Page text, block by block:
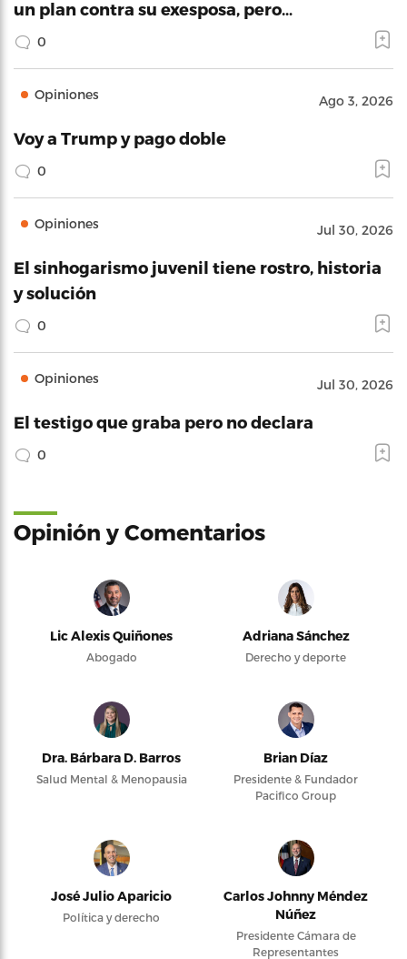
un plan contra su exesposa, pero…
0
Opiniones Ago 3, 2026
Voy a Trump y pago doble
0
Opiniones Jul 30, 2026
El sinhogarismo juvenil tiene rostro, historia
y solución
0
Opiniones Jul 30, 2026
El testigo que graba pero no declara
0
Opinión y Comentarios
Lic Alexis Quiñones
Abogado
Adriana Sánchez
Derecho y deporte
Dra. Bárbara D. Barros
Salud Mental & Menopausia
Brian Díaz
Presidente & Fundador
Pacifico Group
José Julio Aparicio
Política y derecho
Carlos Johnny Méndez
Núñez
Presidente Cámara de
Representantes